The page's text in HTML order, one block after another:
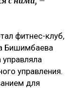
фитнес-клуб,
Бишимбаева
управления.
для